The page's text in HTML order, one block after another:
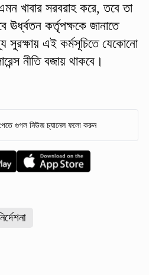
খাবার সরবরাহ করে, তবে তা
ঊর্ধ্বতন কর্তৃপক্ষকে জানাতে
সুরক্ষায় এই কর্মসূচিতে যেকোনো
নীতি বজায় থাকবে।
গুগল নিউজ চ্যানেল ফলো করুন